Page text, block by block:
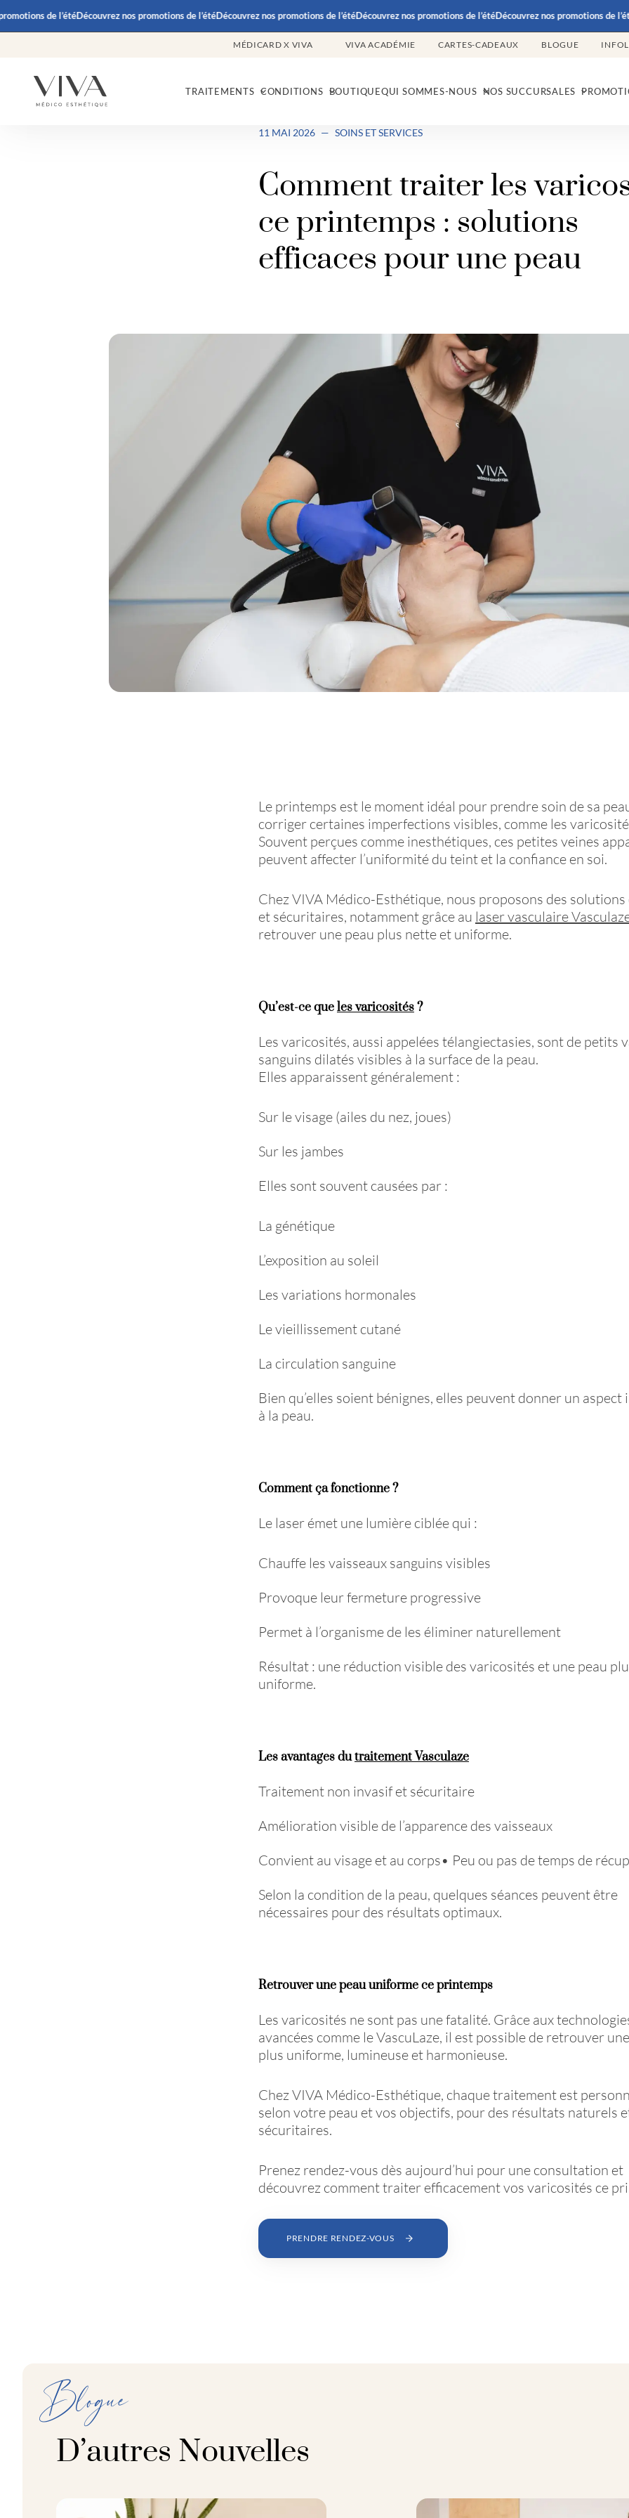
de l’étéDécouvrez nos promotions de l’étéDécouvrez nos promotions de l’étéDécouvrez nos promotions de l’étéDécouvrez nos promotions de l’été
MÉDICARD X VIVA VIVA ACADÉMIE CARTES-CADEAUX BLOGUE
TRAITEMENTS CONDITIONS BOUTIQUEQUI SOMMES-NOUS NOS SUCCURSALES
11 MAI 2026 — SOINS ET SERVICES
Comment traiter les
ce printemps : solutions
efficaces pour une peau
Le printemps est le moment idéal pour prendre soin de sa
corriger certaines imperfections visibles, comme les
Souvent perçues comme inesthétiques, ces petites veines
peuvent affecter l’uniformité du teint et la confiance en soi.
Chez VIVA Médico-Esthétique, nous proposons des solutions
et sécuritaires, notamment grâce au laser vasculaire
retrouver une peau plus nette et uniforme.
Qu’est-ce queles varicosités?
Les varicosités, aussi appelées télangiectasies, sont de petits
sanguins dilatés visibles à la surface de la peau.
Elles apparaissent généralement :
Sur le visage (ailes du nez, joues)
Sur les jambes
Elles sont souvent causées par :
La génétique
L’exposition au soleil
Les variations hormonales
Le vieillissement cutané
La circulation sanguine
Bien qu’elles soient bénignes, elles peuvent donner un
à la peau.
Comment ça fonctionne ?
Le laser émet une lumière ciblée qui :
Chauffe les vaisseaux sanguins visibles
Provoque leur fermeture progressive
Permet à l’organisme de les éliminer naturellement
Résultat : une réduction visible des varicosités et une peau
uniforme.
Les avantages dutraitement Vasculaze
Traitement non invasif et sécuritaire
Amélioration visible de l’apparence des vaisseaux
Convient au visage et au corps• Peu ou pas de temps de
Selon la condition de la peau, quelques séances peuvent être
nécessaires pour des résultats optimaux.
Retrouver une peau uniforme ce printemps
Les varicosités ne sont pas une fatalité. Grâce aux
avancées comme le VascuLaze, il est possible de retrouver
plus uniforme, lumineuse et harmonieuse.
Chez VIVA Médico-Esthétique, chaque traitement est
selon votre peau et vos objectifs, pour des résultats naturels
sécuritaires.
Prenez rendez-vous dès aujourd’hui pour une consultation et
découvrez comment traiter efficacement vos varicosités ce
PRENDRE RENDEZ-VOUS
Blogue
D’autres Nouvelles